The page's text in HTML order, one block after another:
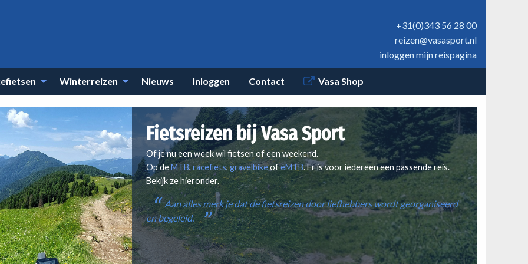
+31(0)343 56 28 00
reizen@vasasport.nl
inloggen mijn reispagina
Winterreizen Nieuws Inloggen Contact Vasa Shop
Fietsreizen bij Vasa Sport
Of je nu een week wil fietsen of een weekend.
Op deMTB, racefiets,gravelbikeofeMTB. Er is voor iedereen een passende reis.
Bekijk ze hieronder.
Aan alles merk je dat de fietsreizen door liefhebbers wordt georganiseerd
en begeleid.